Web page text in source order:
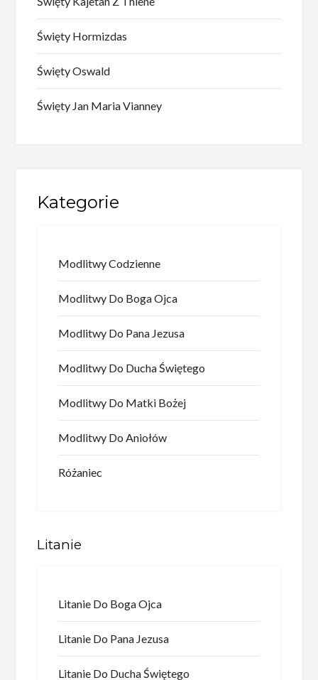
Święty Hormizdas
Święty Oswald
Święty Jan Maria Vianney
Kategorie
Modlitwy Codzienne
Modlitwy Do Boga Ojca
Modlitwy Do Pana Jezusa
Modlitwy Do Ducha Świętego
Modlitwy Do Matki Bożej
Modlitwy Do Aniołów
Różaniec
Litanie
Litanie Do Boga Ojca
Litanie Do Pana Jezusa
Litanie Do Ducha Świętego